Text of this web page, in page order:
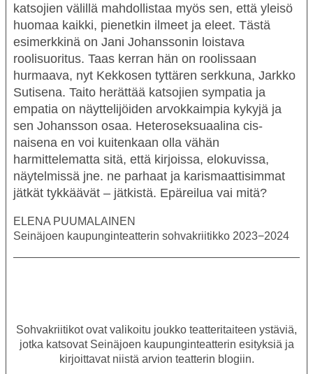
OHJELMISTO
LIPUT
katsojien välillä mahdollistaa myös sen, että yleisö
huomaa kaikki, pienetkin ilmeet ja eleet. Tästä
esimerkkinä on Jani Johanssonin loistava
roolisuoritus. Taas kerran hän on roolissaan
hurmaava, nyt Kekkosen tyttären serkkuna, Jarkko
Sutisena. Taito herättää katsojien sympatia ja
empatia on näyttelijöiden arvokkaimpia kykyjä ja
sen Johansson osaa. Heteroseksuaalina cis-
naisena en voi kuitenkaan olla vähän
harmittelematta sitä, että kirjoissa, elokuvissa,
näytelmissä jne. ne parhaat ja karismaattisimmat
jätkät tykkäävät – jätkistä. Epäreilua vai mitä?
ELENA PUUMALAINEN
Seinäjoen kaupunginteatterin sohvakriitikko 2023−2024
Sohvakriitikot ovat valikoitu joukko teatteritaiteen ystäviä,
jotka katsovat Seinäjoen kaupunginteatterin esityksiä ja
kirjoittavat niistä arvion teatterin blogiin.